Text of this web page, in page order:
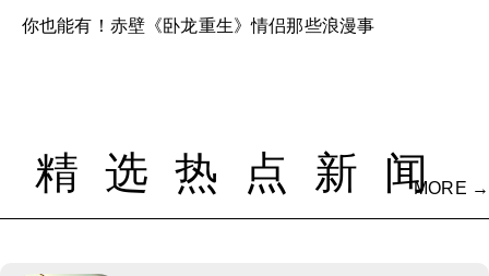
你也能有！赤壁《卧龙重生》情侣那些浪漫事
精选热点新闻
MORE →